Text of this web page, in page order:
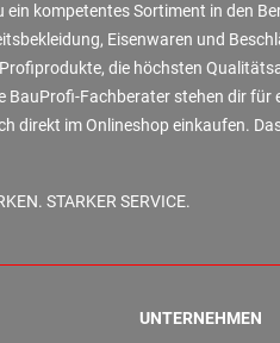
kompetentes Sortiment in den
Eisenwaren und
die höchsten
BauProfi-Fachberater stehen dir
direkt im Onlineshop einkaufen.
STARKER SERVICE.
UNTERNEHMEN